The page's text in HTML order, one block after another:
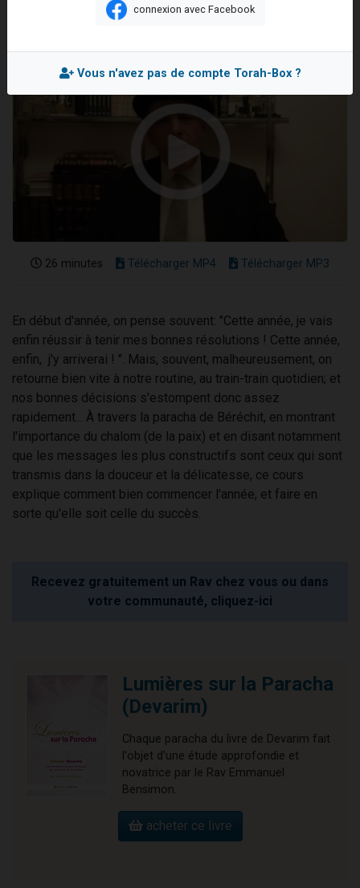
Eva vient de donner son Maasser
26 minutes Télécharger MP4 Télécharger MP3
En début d'année, on pense souvent: "Cette année, je vais
enfin réussir à tenir mes bonnes résolutions ! Cette année,
enfin, j'y arriverai ! ". Mais, souvent, malheureusement, on
retourne bien vite à notre routine, au train-train quotidien; et
nos bonnes décisions s'estompent donc assez
rapidement... À travers la paracha de Béréchit, en montrant
l'importance du chalom (de la paix) et en disant notamment
que les messages les plus constructifs sont ceux qui sont
transmis dans la douceur et la délicatesse, ce cours
explique comment bien commencer l'année, et faire en
sorte qu'elle soit celle du succès.
Recevez gratuitement un Rav chez vous ou dans
votre communauté, cliquez-ici
Lumières sur la Paracha
(Devarim)
Chaque paracha du livre de Devarim fait
l'objet d'une étude approfondie et
novatrice par le Rav Emmanuel
Bensimon.
acheter ce livre
connexion avec Facebook
Vous n'avez pas de compte Torah-Box ?